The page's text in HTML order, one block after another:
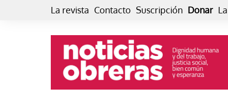
La revista Contacto Suscripción Donar